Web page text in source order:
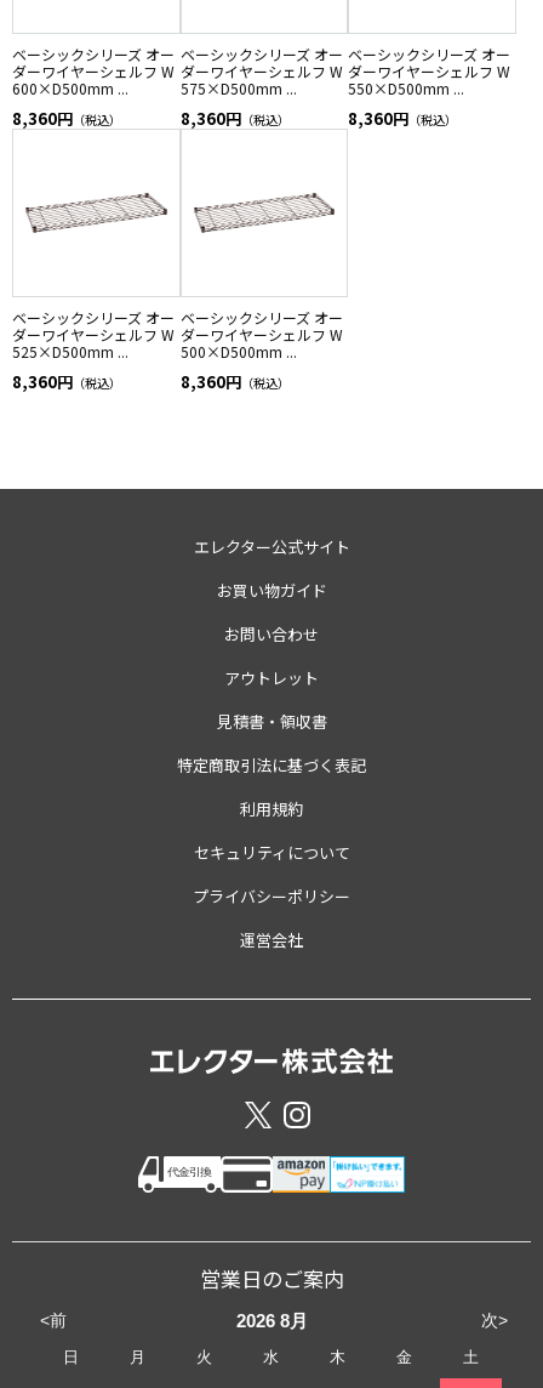
ベーシックシリーズ オー
ダーワイヤーシェルフ W
600×D500mm ...
8,360円 （税込）
ベーシックシリーズ オー
ダーワイヤーシェルフ W
575×D500mm ...
8,360円（税込）
ベーシックシリーズ オー
ダーワイヤーシェルフ W
550×D500mm ...
8,360円 （税込）
ベーシックシリーズ オー
ダーワイヤーシェルフ W
525×D500mm ...
8,360円 （税込）
ベーシックシリーズ オー
ダーワイヤーシェルフ W
500×D500mm ...
8,360円（税込）
エレクター公式サイト
お買い物ガイド
お問い合わせ
アウトレット
見積書・領収書
特定商取引法に基づく表記
利用規約
セキュリティについて
プライバシーポリシー
運営会社
営業日のご案内
<前 次>
2026 8月
日 月 火 水 木 金 土